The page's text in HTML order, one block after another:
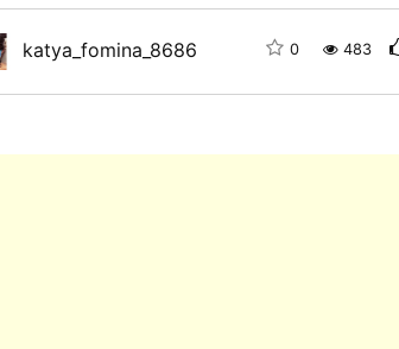
katya_fomina_8686 0 483